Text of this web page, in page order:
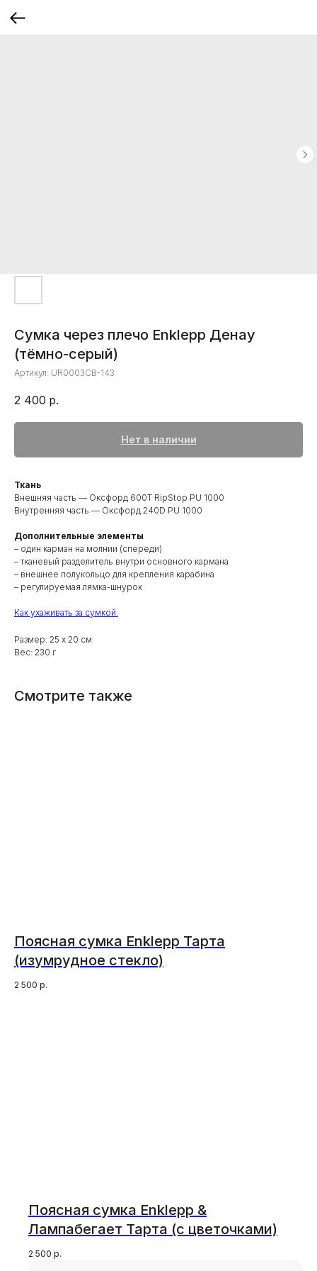
Сумка через плечо Enklepp Денау
(тёмно-серый)
Артикул: UR0003CB-143
2 400 р.
Нет в наличии
Ткань
Внешняя часть — Оксфорд 600T RipStop PU 1000
Внутренняя часть — Оксфорд 240D PU 1000
Дополнительные элементы
– один карман на молнии (спереди)
– тканевый разделитель внутри основного кармана
– внешнее полукольцо для крепления карабина
– регулируемая лямка-шнурок
Как ухаживать за сумкой.
Размер: 25 х 20 см
Вес: 230 г
Смотрите также
Поясная сумка Enklepp Тарта
(изумрудное стекло)
2 500 р.
Поясная сумка Enklepp &
Лампабегает Тарта (с цветочками)
2 500 р.